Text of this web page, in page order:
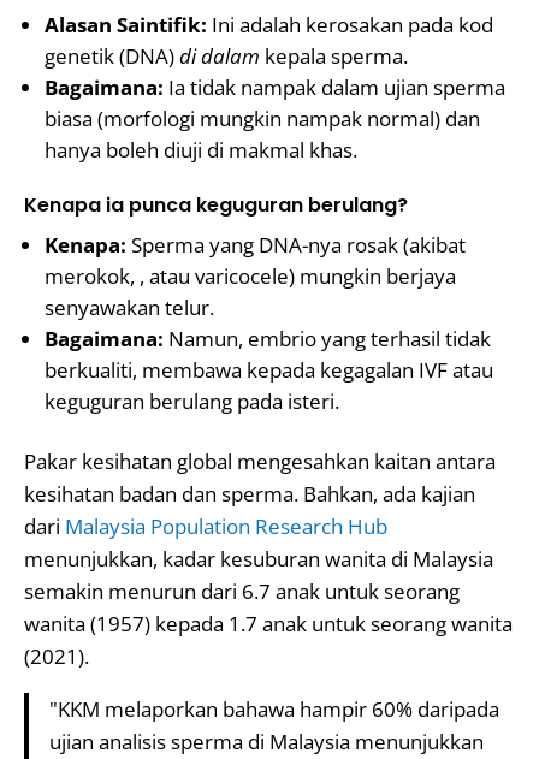
Alasan Saintifik: Ini adalah kerosakan pada kod
genetik (DNA)di dalam kepala sperma.
Bagaimana: Ia tidak nampak dalam ujian sperma
biasa (morfologi mungkin nampak normal) dan
hanya boleh diuji di makmal khas.
Kenapa ia punca keguguran berulang?
Kenapa: Sperma yang DNA-nya rosak (akibat
merokok, , atau varicocele) mungkin berjaya
senyawakan telur.
Bagaimana: Namun, embrio yang terhasil tidak
berkualiti, membawa kepada kegagalan IVF atau
keguguran berulang pada isteri.
Pakar kesihatan global mengesahkan kaitan antara
kesihatan badan dan sperma. Bahkan, ada kajian
dari Malaysia Population Research Hub
menunjukkan, kadar kesuburan wanita di Malaysia
semakin menurun dari 6.7 anak untuk seorang
wanita (1957) kepada 1.7 anak untuk seorang wanita
(2021).
"KKM melaporkan bahawa hampir 60% daripada
ujian analisis sperma di Malaysia menunjukkan